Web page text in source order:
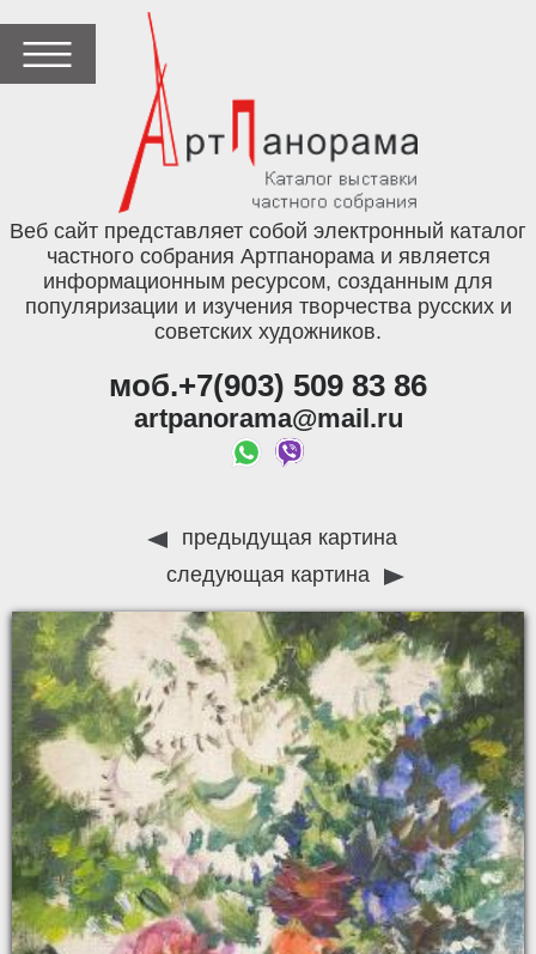
Веб сайт представляет собой электронный каталог
частного собрания Артпанорама и является
информационным ресурсом, созданным для
популяризации и изучения творчества русских и
советских художников.
моб.+7(903) 509 83 86
artpanorama@mail.ru
предыдущая картина
следующая картина